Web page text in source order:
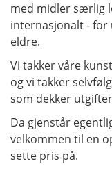
med midler særlig
internasjonalt - for
eldre.
Vi takker våre
og vi takker
som dekker
Da gjenstår
velkommen til en
sette pris på.